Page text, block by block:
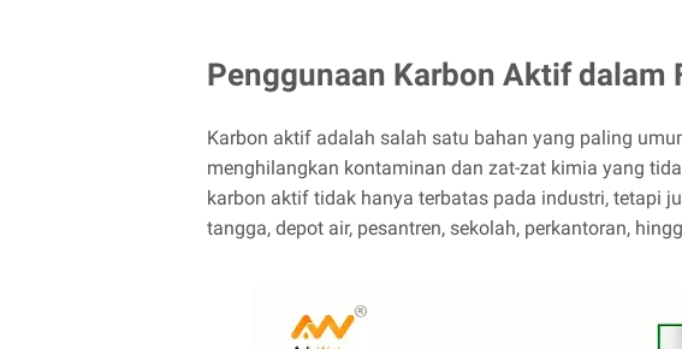
Penggunaan Karbon Aktif dalam
Karbon aktif adalah salah satu bahan yang paling
menghilangkan kontaminan dan zat-zat kimia yang
karbon aktif tidak hanya terbatas pada industri, tetapi
tangga, depot air, pesantren, sekolah, perkantoran,